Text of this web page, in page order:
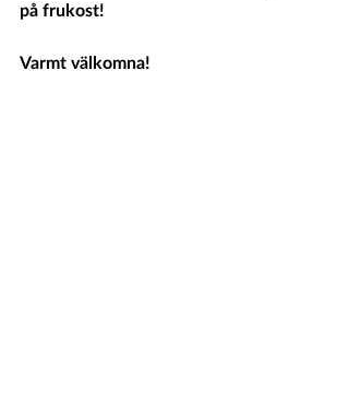
på frukost!
Varmt välkomna!